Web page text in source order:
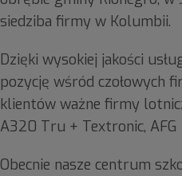
siedziba firmy w Kolumbii.
Dzięki wysokiej jakości
pozycję wśród czołowych
klientów ważne firmy
A320 Tru + Textronic,
Obecnie nasze centrum